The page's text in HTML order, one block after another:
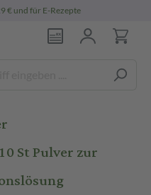
€ und für E-Rezepte
St Pulver zur